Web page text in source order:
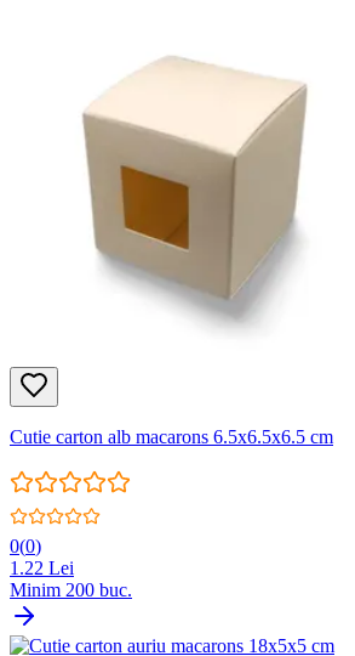
Cutie carton alb macarons 6.5x6.5x6.5 cm
0(0)
1.22 Lei
Minim 200 buc.